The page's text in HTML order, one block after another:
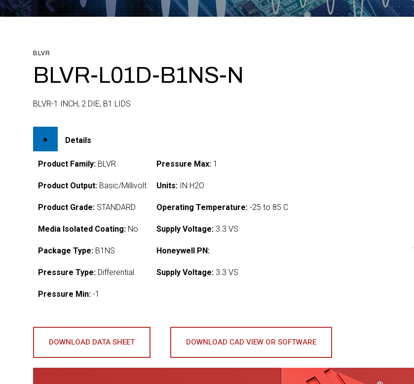
BLVR
BLVR-L01D-B1NS-N
BLVR-1 INCH, 2 DIE, B1 LIDS
Details
Product Family: BLVR
Product Output: Basic/Millivolt
Product Grade: STANDARD
Media Isolated Coating: No
Package Type: B1NS
Pressure Type: Differential
Pressure Min: -1
Pressure Max: 1
Units: IN H2O
Operating Temperature: -25 to 85 C
Supply Voltage: 3.3 VS
Honeywell PN:
Supply Voltage: 3.3 VS
DOWNLOAD DATA SHEET DOWNLOAD CAD VIEW OR SOFTWARE